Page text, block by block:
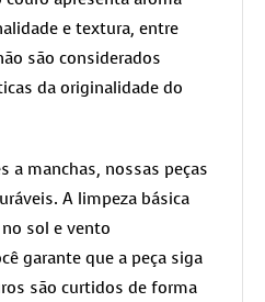
e textura, entre
são considerados
da originalidade do
a manchas, nossas peças
A limpeza básica
sol e vento
garante que a peça siga
são curtidos de forma